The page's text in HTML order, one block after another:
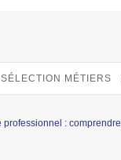
SÉLECTION MÉTIERS
professionnel :